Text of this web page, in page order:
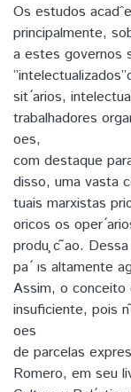
Os estudos
principalmente,
a estes governos
sit ́arios,
trabalhadores
oes,
com destaque
disso, uma vasta
tuais marxistas
oricos os oper
produ ̧c ̃ao.
pa ́ ıs altamente
Assim, o conceito
insuficiente, pois
oes
de parcelas
Romero, em seu